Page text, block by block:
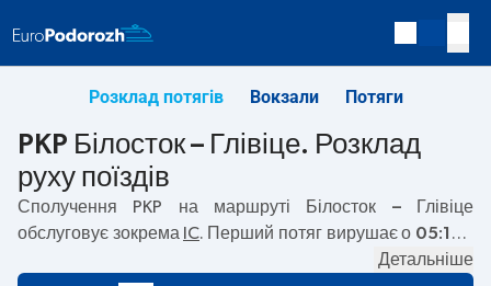
Розклад потягів Вокзали Потяги
PKP Білосток – Глівіце. Розклад
руху поїздів
Сполучення PKP на маршруті
Білосток – Глівіце
обслуговує зокрема IC . Перший потяг вирушає о 05:15з
Kolejowa, 15-001
Детальніше